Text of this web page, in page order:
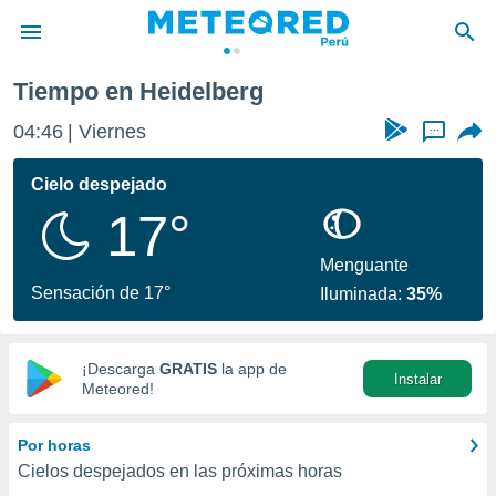
de
ha sido
calidad.
a este
las
y
digital
basada
Tiempo en Heidelberg
04:46 Viernes ...
Cielo despejado
17°
Sensación de 17°
Menguante
Iluminada:35%
¡Descarga GRATIS la app de
Meteored!
Instalar
Por horas
Cielos despejados en las próximas horas